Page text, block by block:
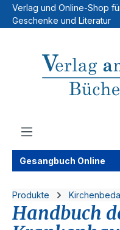
Zum Hauptinhalt springen
Verlag und Online-Shop
Geschenke und Literatur
Gesangbuch Online
Produkte
Handbuch